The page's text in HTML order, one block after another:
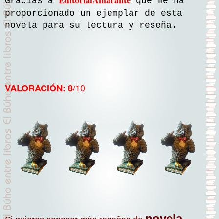
proporcionado un ejemplar de esta
novela para su lectura y reseña.
VALORACIÓN: 8/10